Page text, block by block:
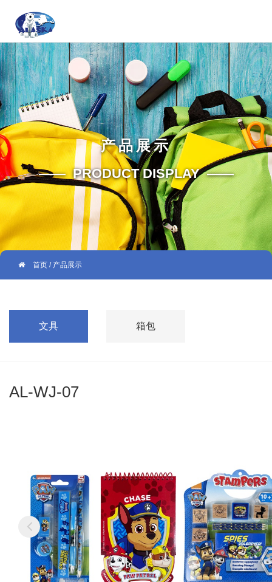
产品展示
—— PRODUCT DISPLAY ——
首页 / 产品展示
文具 箱包
AL-WJ-07